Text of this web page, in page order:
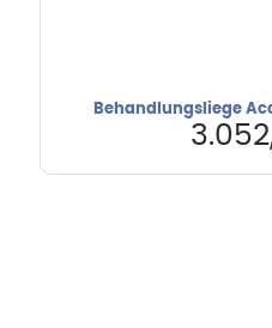
Behandlungsliege